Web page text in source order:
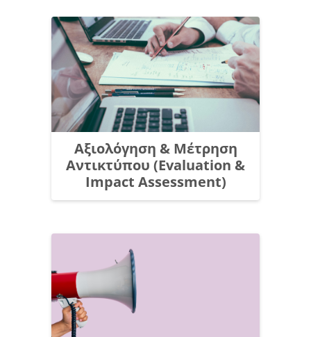
Αξιολόγηση & Μέτρηση
Αντικτύπου (Evaluation &
Impact Assessment)